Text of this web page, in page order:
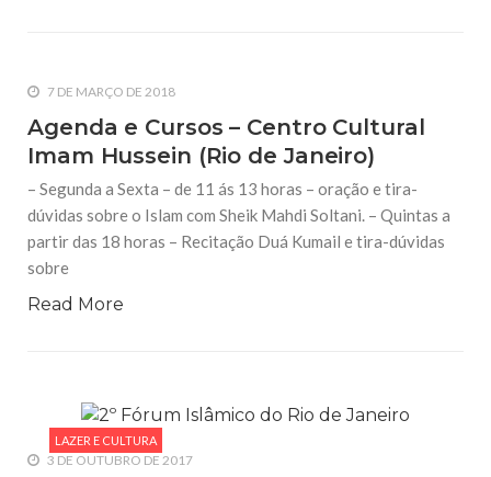
ministro das Relações Exteriores da
República Islâmica do Irã
Na noite da quinta-feira, 03 de Abril, o Centro Islâmico no
Brasil recebeu em sua sede, em São Paulo, o ex-ministro das
Relações Exteriores da República Islâmica do Irã, Sr. Kamal
Kharrazi, que encontra-se visitando
7 DE MARÇO DE 2018
Agenda e Cursos – Centro Cultural
Imam Hussein (Rio de Janeiro)
– Segunda a Sexta – de 11 ás 13 horas – oração e tira-
dúvidas sobre o Islam com Sheik Mahdi Soltani. – Quintas a
partir das 18 horas – Recitação Duá Kumail e tira-dúvidas
sobre
Read More
LAZER E CULTURA
3 DE OUTUBRO DE 2017